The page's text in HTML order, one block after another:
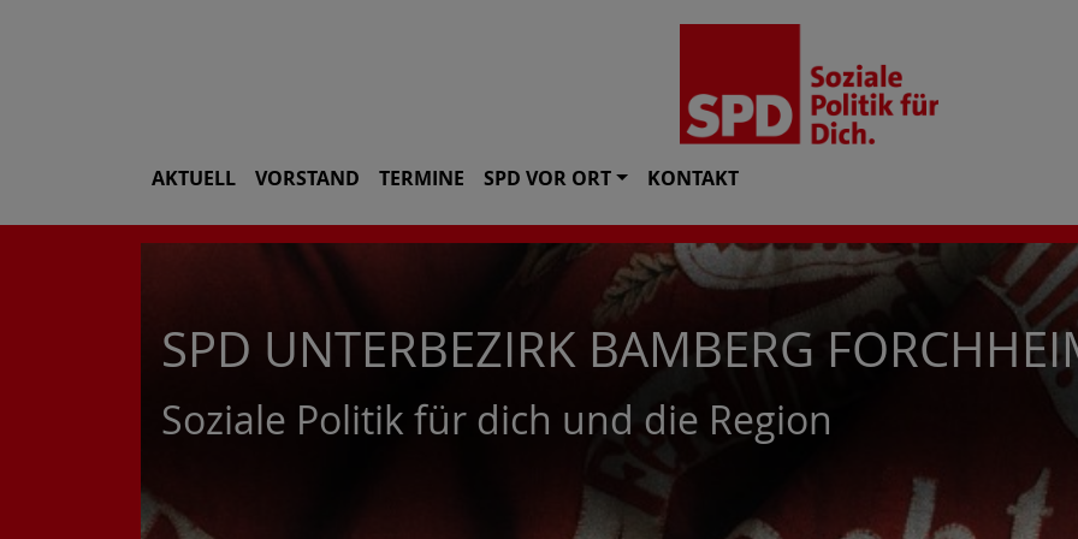
AKTUELL VORSTAND TERMINE SPD VOR ORT KONTAKT
SPD UNTERBEZIRK BAMBERG
Soziale Politik für dich und die Region